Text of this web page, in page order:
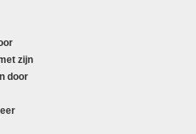
zijn
door